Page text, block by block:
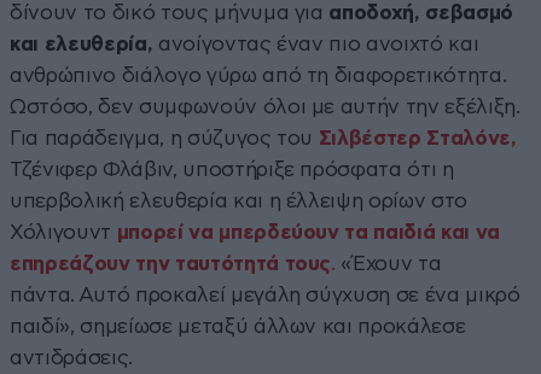
δίνουν το δικό τους μήνυμα για αποδοχή, σεβασμό
και ελευθερία, ανοίγοντας έναν πιο ανοιχτό και
ανθρώπινο διάλογο γύρω από τη διαφορετικότητα.
Ωστόσο, δεν συμφωνούν όλοι με αυτήν την εξέλιξη.
Για παράδειγμα, η σύζυγος του Σιλβέστερ Σταλόνε,
Τζένιφερ Φλάβιν, υποστήριξε πρόσφατα ότι η
υπερβολική ελευθερία και η έλλειψη ορίων στο
Χόλιγουντ μπορεί να μπερδεύουν τα παιδιά και να
επηρεάζουν την ταυτότητά τους. «Έχουν τα
πάντα. Αυτό προκαλεί μεγάλη σύγχυση σε ένα μικρό
παιδί», σημείωσε μεταξύ άλλων και προκάλεσε
αντιδράσεις.